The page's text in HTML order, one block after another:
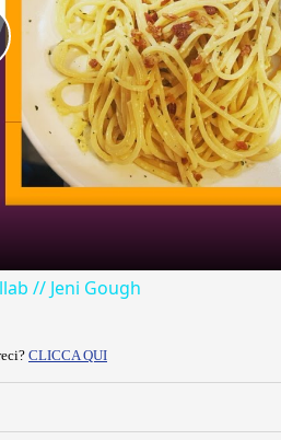
// Jeni Gough
CLICCA QUI